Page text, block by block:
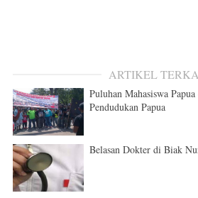
ARTIKEL
Puluhan Mahasiswa
Pendudukan Papua
Belasan Dokter di Biak